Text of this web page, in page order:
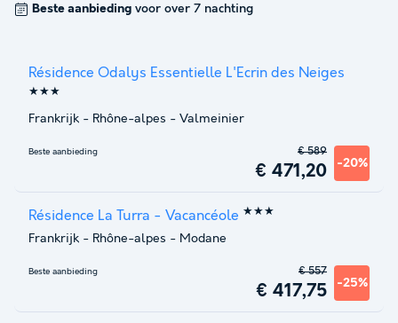
Beste aanbieding voor over 7 nachting
Résidence Odalys Essentielle L'Ecrin des Neiges
★★★
Frankrijk - Rhône-alpes - Valmeinier
Beste aanbieding
€ 471,20 -20%
€ 589
Résidence La Turra - Vacancéole ★★★
Frankrijk - Rhône-alpes - Modane
Beste aanbieding
€ 417,75 -25%
€ 557